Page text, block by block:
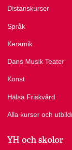
Distanskurser
Språk
Keramik
Dans Musik Teater
Konst
Hälsa Friskvård
Alla kurser och
YH och skolor